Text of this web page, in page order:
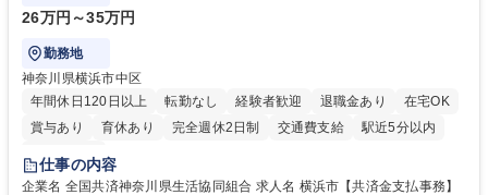
26万円～35万円
勤務地
神奈川県横浜市中区
年間休日120日以上
転勤なし 経験者歓迎 退職金あり
在宅OK
賞与あり
育休あり 完全週休2日制 交通費支給
駅近5分以内
土日祝休み
仕事の内容
企業名 全国共済神奈川県生活協同組合 求人名 横浜市【共済金支払事務】